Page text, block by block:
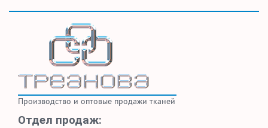
Производство и оптовые продажи тканей
Отдел продаж: